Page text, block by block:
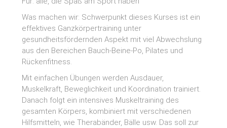
Was machen wir: Schwerpunkt dieses Kurses ist ein
effektives Ganzkörpertraining unter
gesundheitsfördernden Aspekt mit viel Abwechslung
aus den Bereichen Bauch-Beine-Po, Pilates und
Rückenfitness.
Mit einfachen Übungen werden Ausdauer,
Muskelkraft, Beweglichkeit und Koordination trainiert.
Danach folgt ein intensives Muskeltraining des
gesamten Körpers, kombiniert mit verschiedenen
Hilfsmitteln, wie Therabänder, Bälle usw. Das soll zur